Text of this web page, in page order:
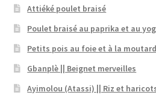
Attiéké poulet braisé
Poulet braisé au paprika et au
Petits pois au foie et à la
Gbanplè || Beignet merveilles
Ayimolou (Atassi) || Riz et